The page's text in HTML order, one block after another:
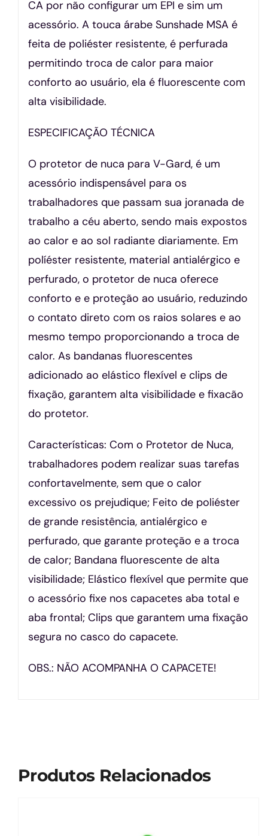
CA por não configurar um EPI e sim um
acessório. A touca árabe Sunshade MSA é
feita de poliéster resistente, é perfurada
permitindo troca de calor para maior
conforto ao usuário, ela é fluorescente com
alta visibilidade.
ESPECIFICAÇÃO TÉCNICA
O protetor de nuca para V-Gard, é um
acessório indispensável para os
trabalhadores que passam sua joranada de
trabalho a céu aberto, sendo mais expostos
ao calor e ao sol radiante diariamente. Em
políéster resistente, material antialérgico e
perfurado, o protetor de nuca oferece
conforto e e proteção ao usuário, reduzindo
o contato direto com os raios solares e ao
mesmo tempo proporcionando a troca de
calor. As bandanas fluorescentes
adicionado ao elástico flexível e clips de
fixação, garantem alta visibilidade e fixacão
do protetor.
Características: Com o Protetor de Nuca,
trabalhadores podem realizar suas tarefas
confortavelmente, sem que o calor
excessivo os prejudique; Feito de poliéster
de grande resistência, antialérgico e
perfurado, que garante proteção e a troca
de calor; Bandana fluorescente de alta
visibilidade; Elástico flexível que permite que
o acessório fixe nos capacetes aba total e
aba frontal; Clips que garantem uma fixação
segura no casco do capacete.
OBS.: NÃO ACOMPANHA O CAPACETE!
Produtos Relacionados